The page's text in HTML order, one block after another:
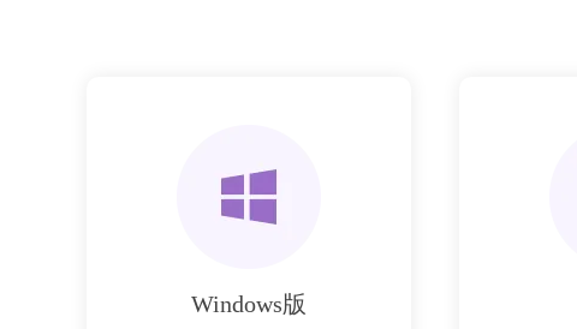
Windows版